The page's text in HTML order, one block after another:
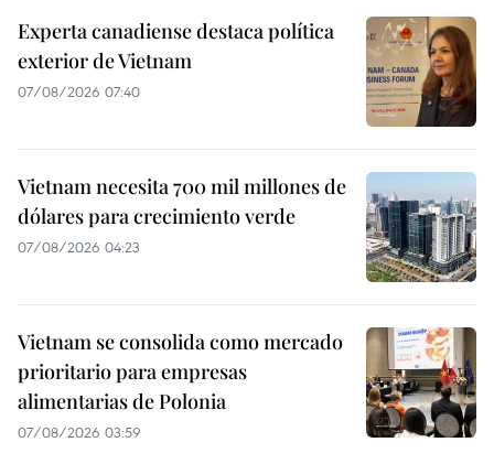
Experta canadiense destaca política
exterior de Vietnam
07/08/2026 07:40
Vietnam necesita 700 mil millones de
dólares para crecimiento verde
07/08/2026 04:23
Vietnam se consolida como mercado
prioritario para empresas
alimentarias de Polonia
07/08/2026 03:59